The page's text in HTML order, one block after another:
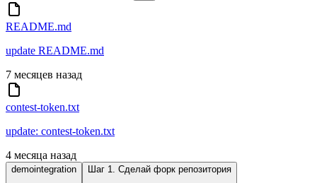
README.md
update README.md
7 месяцев назад
contest-token.txt
update: contest-token.txt
4 месяца назад
demointegration Шаг 1. Сделай форк репозитория